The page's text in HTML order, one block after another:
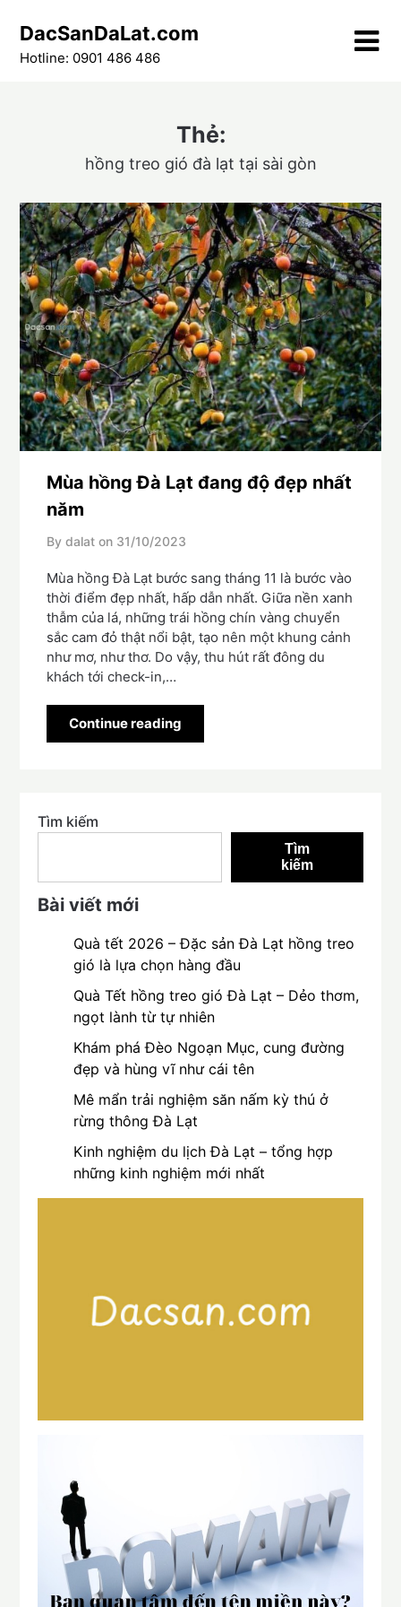
content
DacSanDaLat.com
Hotline: 0901 486 486
Thẻ:
hồng treo gió đà lạt tại sài gòn
Mùa hồng Đà Lạt đang độ đẹp nhất
năm
By dalat on 31/10/2023
Mùa hồng Đà Lạt bước sang tháng 11 là bước vào
thời điểm đẹp nhất, hấp dẫn nhất. Giữa nền xanh
thẫm của lá, những trái hồng chín vàng chuyển
sắc cam đỏ thật nổi bật, tạo nên một khung cảnh
như mơ, như thơ. Do vậy, thu hút rất đông du
khách tới check-in,…
Continue reading
Tìm kiếm
Tìm
kiếm
Bài viết mới
Quà tết 2026 – Đặc sản Đà Lạt hồng treo
gió là lựa chọn hàng đầu
Quà Tết hồng treo gió Đà Lạt – Dẻo thơm,
ngọt lành từ tự nhiên
Khám phá Đèo Ngoạn Mục, cung đường
đẹp và hùng vĩ như cái tên
Mê mẩn trải nghiệm săn nấm kỳ thú ở
rừng thông Đà Lạt
Kinh nghiệm du lịch Đà Lạt – tổng hợp
những kinh nghiệm mới nhất